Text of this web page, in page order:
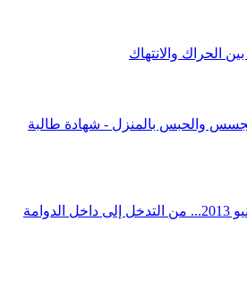
الحراك والانتهاك
والحبس بالمنزل - شهادة طالبة
وثيقة:شهادة : 30 يونيو 2013... من التدخل إلى داخل الدوامة